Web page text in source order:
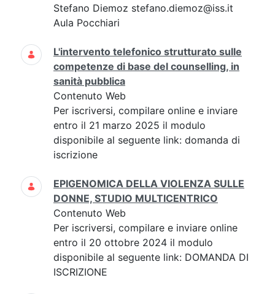
Stefano Diemoz stefano.diemoz@iss.it
Aula Pocchiari
L'intervento telefonico strutturato sulle
competenze di base del counselling, in
sanità pubblica
Contenuto Web
Per iscriversi, compilare online e inviare
entro il 21 marzo 2025 il modulo
disponibile al seguente link: domanda di
iscrizione
EPIGENOMICA DELLA VIOLENZA SULLE
DONNE, STUDIO MULTICENTRICO
Contenuto Web
Per iscriversi, compilare e inviare online
entro il 20 ottobre 2024 il modulo
disponibile al seguente link: DOMANDA DI
ISCRIZIONE